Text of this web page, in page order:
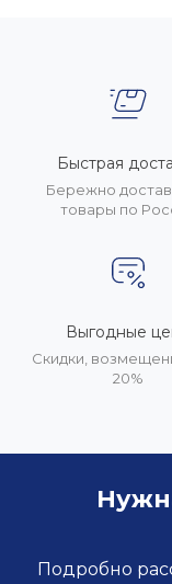
Быстрая
Бережно
товары по
Выгодные
Скидки,
20%
Подробно